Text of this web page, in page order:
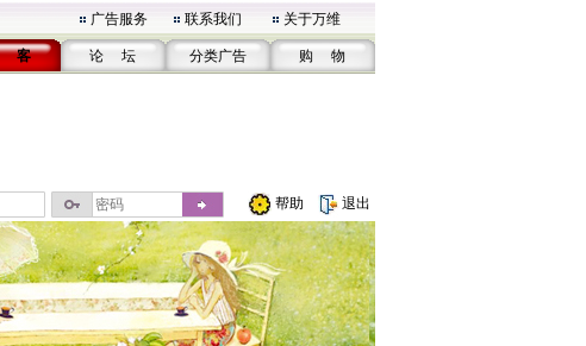
广告服务 联系我们 关于万维
客 论 坛 分类广告 购 物
帮助 退出